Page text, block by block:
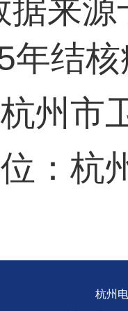
据来
年结
州市
：杭
杭州